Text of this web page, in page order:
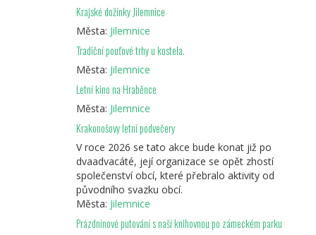
Krajské dožínky Jilemnice
Města: Jilemnice
Tradiční pouťové trhy u kostela.
Města: Jilemnice
Letní kino na Hraběnce
Města: Jilemnice
Krakonošovy letní podvečery
V roce 2026 se tato akce bude konat již po
dvaadvacáté, její organizace se opět zhostí
společenství obcí, které přebralo aktivity od
původního svazku obcí.
Města: Jilemnice
Prázdninové putování s naší knihovnou po zámeckém parku